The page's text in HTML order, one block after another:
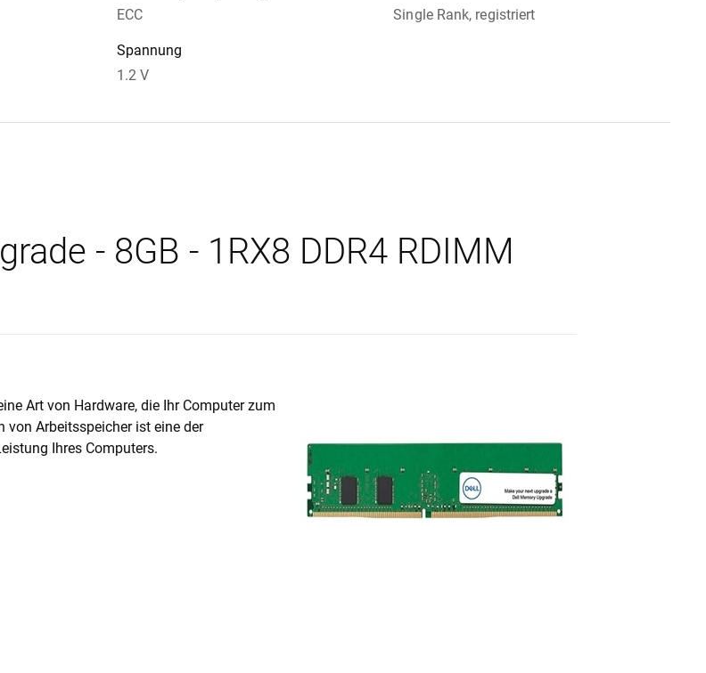
ECC
Single Rank, registriert
Spannung
1.2 V
- 8GB - 1RX8 DDR4 RDIMM
Art von Hardware, die Ihr Computer zum
Arbeitsspeicher ist eine der
Ihres Computers.